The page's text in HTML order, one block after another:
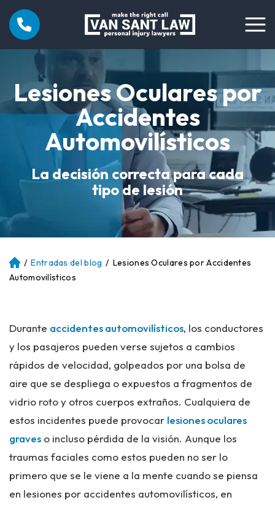
Lesiones Oculares por
Accidentes
Automovilísticos
La decisión correcta para cada
tipo de lesión
Ini
ci
/ Entradas del blog / Lesiones Oculares por Accidentes
Automovilísticos
Durante accidentes automovilísticos, los conductores
y los pasajeros pueden verse sujetos a cambios
rápidos de velocidad, golpeados por una bolsa de
aire que se despliega o expuestos a fragmentos de
vidrio roto y otros cuerpos extraños. Cualquiera de
estos incidentes puede provocar lesiones oculares
graves o incluso pérdida de la visión. Aunque los
traumas faciales como estos pueden no ser lo
primero que se le viene a la mente cuando se piensa
en lesiones por accidentes automovilísticos, en